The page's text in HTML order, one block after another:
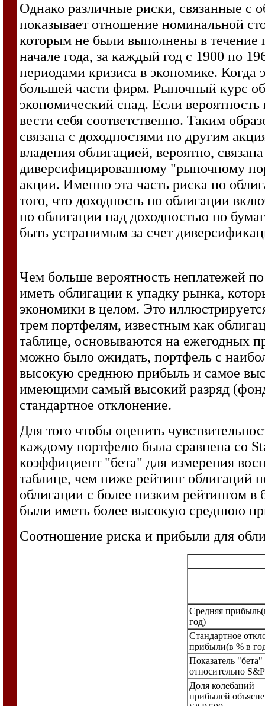
Однако различные риски, связанные с
показывает отношение номинальной
которым не были выполнены в течение
начале года, за каждый год с 1900 по
периодами кризиса в экономике. Когда
большей части фирм. Рыночный курс
экономический спад. Если
вести себя соответственно. Таким
связана с доходностями по другим
владения облигацией, вероятно,
диверсифицированному "рыночному
акции. Именно эта часть риска по
того, что доходность по облигации
по облигации над доходностью по
быть устранимым за счет
Чем больше вероятность неплатежей
иметь облигации к упадку рынка,
экономики в целом. Это
трем портфелям, известным как
таблице, основываются на ежегодных
можно было ожидать, портфель с
высокую среднюю прибыль и самое
имеющими самый высокий разряд
стандартное отклонение.
Для того чтобы оценить
каждому портфелю была сравнена со
коэффициент "бета" для измерения
таблице, чем ниже рейтинг облигаций
облигации с более низким рейтингом
были иметь более высокую среднюю
Соотношение риска и прибыли для
Средняя
год)
Стандартное
прибыли(в % в
Показатель "бета"
относительно
Доля колебаний
прибылей